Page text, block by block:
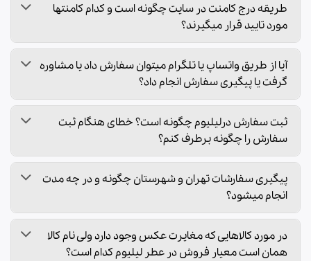
طریقه درج کامنت در سایت چگونه است و کدام کامنتها
مورد تایید قرار میگیرند؟
آیا از طریق واتساپ یا تلگرام میتوان سفارش داد یا مشاوره
گرفت یا پیگیری سفارش انجام داد؟
ثبت سفارش درلیلیوم چگونه است؟ خطای هنگام ثبت
سفارش را چگونه برطرف کنم؟
پیگیری سفارشات تهران و شهرستان چگونه و در چه مدت
انجام میشود؟
در مورد کالاهایی که مغایرت عکس وجود دارد ولی نام کالا
همان است معیار فروش در عطر لیلیوم کدام است؟